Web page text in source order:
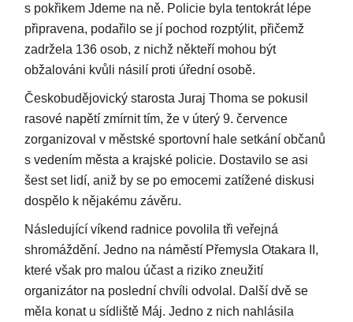
s pokřikem Jdeme na ně. Policie byla tentokrát lépe
připravena, podařilo se jí pochod rozptýlit, přičemž
zadržela 136 osob, z nichž někteří mohou být
obžalováni kvůli násilí proti úřední osobě.
Českobudějovický starosta Juraj Thoma se pokusil
rasové napětí zmírnit tím, že v úterý 9. července
zorganizoval v městské sportovní hale setkání občanů
s vedením města a krajské policie. Dostavilo se asi
šest set lidí, aniž by se po emocemi zatížené diskusi
dospělo k nějakému závěru.
Následující víkend radnice povolila tři veřejná
shromáždění. Jedno na náměstí Přemysla Otakara II,
které však pro malou účast a riziko zneužití
organizátor na poslední chvíli odvolal. Další dvě se
měla konat u sídliště Máj. Jedno z nich nahlásila